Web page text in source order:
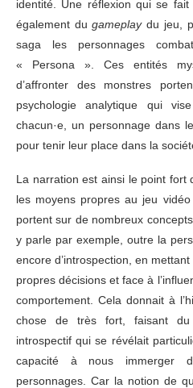
identité. Une réflexion qui se
également dugameplaydu jeu,
saga les personnages
« Persona ». Ces entités
d’affronter des monstres
psychologie analytique qui
chacun·e, un personnage dans
pour tenir leur place dans la
La narration est ainsi le point fort
les moyens propres au jeu
portent sur de nombreux
y parle par exemple, outre la
encore d’introspection, en
propres décisions et face à
comportement. Cela donnait à
chose de très fort, faisant
introspectif qui se révélait
capacité à nous immerger
personnages. Car la notion de